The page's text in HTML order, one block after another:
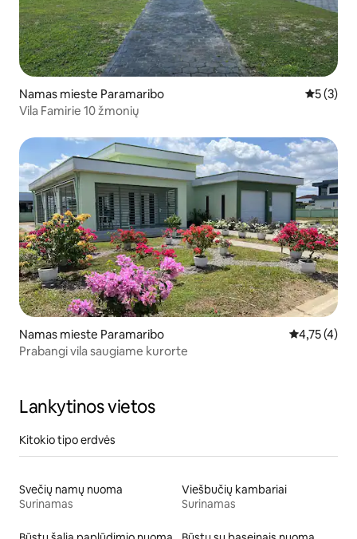
Namas mieste Paramaribo Vidutinis
5 (3)
Vila Famirie 10 žmonių
Namas mieste Paramaribo Vidutinis
4,75 (4)
Prabangi vila saugiame kurorte
Lankytinos vietos
Kitokio tipo erdvės
Svečių namų nuoma
Surinamas
Viešbučių kambariai
Surinamas